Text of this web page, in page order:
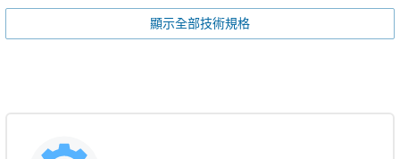
顯示全部技術規格